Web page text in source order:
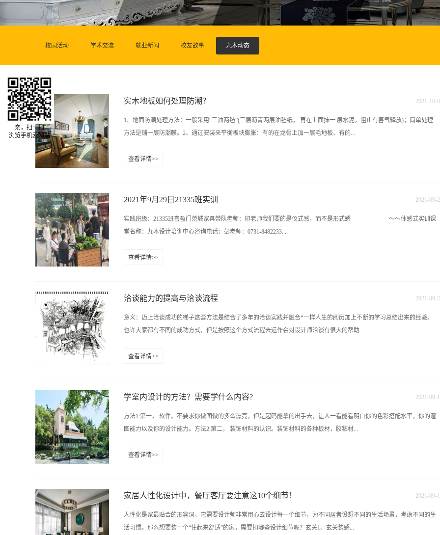
校园活动 学术交流 就业新闻 校友故事 九木动态
实木地板如何处理防潮？
1、地面防潮处理方法：一般采用“三油两毡”(三层沥青两层油毡纸， 再在上面抹一 层水泥，阻止有害气释放)；简单处理
方法是铺一层防潮膜。2、通过安装来平衡板块膨胀：有的在龙骨上加一层毛地板、有的...
蜡，覆铝铂、覆塑料采用纳米技术等。名称：九木设计培训中心咨询电话：彭老师：0731-84822339 13467515852 魏老
地址：长沙雨花区香樟路云集国际大厦11楼（樟树屋站下车）
2021 -10-
查看详情>>
2021年9月29日21335班实训
实践班级：21335班喜盈门范城家具带队老师：印老师我们要的是仪式感，而不是形式感 ～～体感式实训课
堂名称：九木设计培训中心咨询电话：彭老师：0731-8482233...
2021 -09-
查看详情>>
洽谈能力的提高与洽谈流程
意义：迈上洽谈成功的梯子这套方法是结合了多年的洽谈实践并融合*一样人生的阅历加上不断的学习总结出来的经验。
也许大家都有不同的成功方式，但是按照这个方式流程去运作会对设计师洽谈有很大的帮助...
的修养。（让设计师融汇一个字“诚”） 提示2：提出九木现在一些设计师洽谈中出现的问题。A洽谈没有主线，没有明确
问他们对这些总是有没有概念。答案：客户要了解三个达到三个目的：①大概的造价；②什么效果；③设计师（公司）是
否可靠（信认度）。一、 洽谈是一种技巧二、 客户分类三、 强化自然（设计师）优势（与众不同）四、 洽谈成功
2021 -09-
查看详情>>
学室内设计的方法？需要学什么内容?
方法1:第一， 软件。不要求你做图做的多么漂亮，但是起码能拿的出手去，让人一看能看明白你的色彩搭配水平，你的渲
图能力以及你的设计能力。方法2:第二， 装饰材料的认识。装饰材料的各种板材，胶粘材...
改造，防水工程，木工的工艺，瓦工的工艺，油工的工艺，套装门的安装，如果你连这个都不了解，那么即使你签了单
谈，那么，基本上这个业主就会对你的专业性非常赞赏，那么签单也就不是难事了。方法5:第五， 色彩搭配。现在的业
主，很多都会考验设计师的色彩搭配能力，因为装修的再豪华，如果搭配不好，也是堆砌。方法6:第六， 软装饰。什么是
2021 -09-
查看详情>>
家居人性化设计中，餐厅客厅要注意这10个细节！
人性化是家最贴合的形容词，它需要设计师非常用心去设计每一个细节，为不同居者设想不同的生活场景，考虑不同的生
活习惯。那么想要装一个“住起来舒适”的家，需要扣哪些设计细节呢？玄关1、玄关装感...
2021 -09-
亲，扫一扫
浏览手机云网站